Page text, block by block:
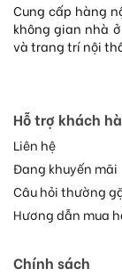
Cung cấp hàng
không gian nhà
và trang trí nội
Hỗ trợ khách
Liên hệ
Đang khuyến mãi
Câu hỏi thường
Hương dẫn mua
Chính sách